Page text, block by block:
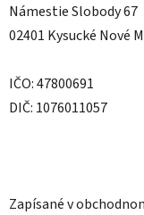
Námestie Slobody 67
02401 Kysucké Nové
IČO: 47800691
DIČ: 1076011057
Zapísané v